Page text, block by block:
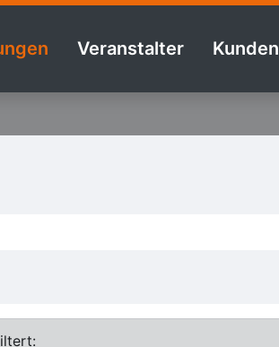
Veranstalter Kunden